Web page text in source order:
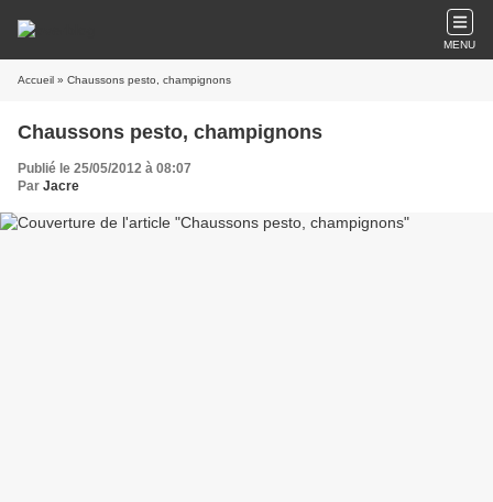
MENU
Accueil » Chaussons pesto, champignons
Chaussons pesto, champignons
Publié le 25/05/2012 à 08:07
Par Jacre